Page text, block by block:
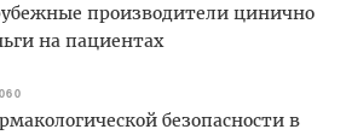
производители цинично
на пациентах
безопасности в